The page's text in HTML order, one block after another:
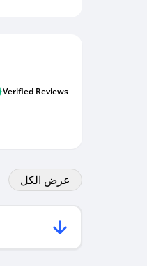
Verified Reviews
عرض الكل